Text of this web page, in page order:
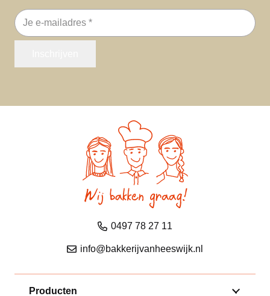
E-
mailadres
0497 78 27 11
info@bakkerijvanheeswijk.nl
Producten